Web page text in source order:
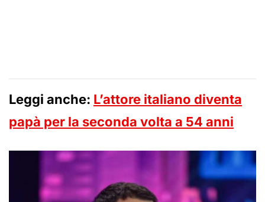
Leggi anche: L’attore italiano diventa
papà per la seconda volta a 54 anni